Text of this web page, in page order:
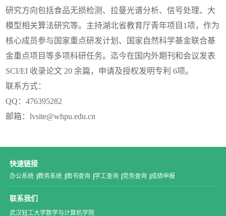
研究方向包括食品无损检测、拉曼光谱分析、信号处理、大
模型相关算法研究等。主持湖北省教育厅青年项目1项，作为
核心成员参与国家重点研发计划、国家自然科学基金联合基
金重点项目等多项科研任务。迄今在国内外期刊和会议发表
SCI/EI 收录论文 20 余篇，申请及授权发明专利 6项。
联系方式：
QQ：476395282
邮箱：lvsite@whpu.edu.cn
快速链接
办公系统 教务系统 图书查询 学工查询 党务查询 成绩申报
联系我们
武汉轻工大学数学与计算机学院